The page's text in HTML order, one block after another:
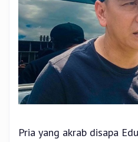
Pria yang akrab disapa